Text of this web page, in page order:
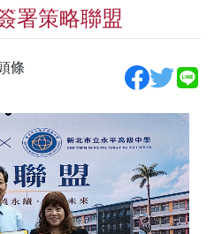
署策略聯盟
條